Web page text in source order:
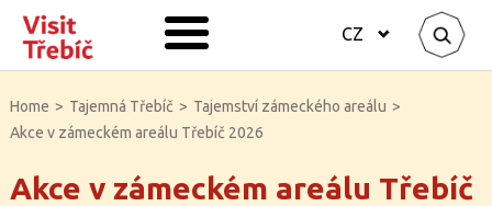
CZ
Home > Tajemná Třebíč > Tajemství zámeckého areálu >
Akce v zámeckém areálu Třebíč 2026
Akce v zámeckém areálu Třebíč